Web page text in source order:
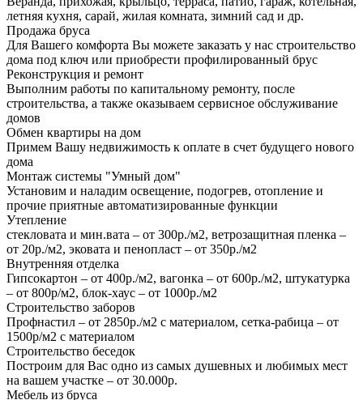
летняя кухня, сарай, жилая комната, зимний сад и др.
Продажа бруса
Для Вашего комфорта Вы можете заказать у нас строительство
дома под ключ или приобрести профилированный брус
Реконструкция и ремонт
Выполним работы по капитальному ремонту, после
строительства, а также оказываем сервисное обслуживание
домов
Обмен квартиры на дом
Примем Вашу недвижимость к оплате в счет будущего нового
дома
Монтаж системы "Умный дом"
Установим и наладим освещение, подогрев, отопление и
прочие приятные автоматизированные функции
Утепление
стекловата и мин.вата – от 300р./м2, ветрозащитная пленка –
от 20р./м2, эковата и пенопласт – от 350р./м2
Внутренняя отделка
Гипсокартон – от 400р./м2, вагонка – от 600р./м2, штукатурка
– от 800р/м2, блок-хаус – от 1000р./м2
Строительство заборов
Профнастил – от 2850р./м2 с материалом, сетка-рабица – от
1500р/м2 с материалом
Строительство беседок
Построим для Вас одно из самых душевных и любимых мест
на вашем участке – от 30.000р.
Мебель из бруса